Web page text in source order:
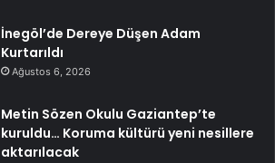
İnegöl’de Dereye Düşen Adam
Kurtarıldı
Ağustos 6, 2026
Metin Sözen Okulu Gaziantep’te
kuruldu… Koruma kültürü yeni nesillere
aktarılacak